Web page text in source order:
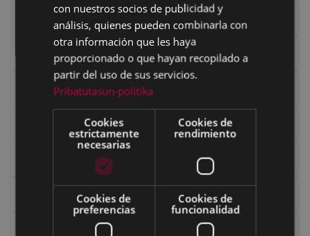
Fondo Bolumburu
Fondo Carlos Narbaiza
Iglesia de Azitain
con nuestros socios de publicidad y
análisis, quienes pueden combinarla con
otra información que les haya
proporcionado o que hayan recopilado a
partir del uso de sus servicios.
Pribatutasun-politika
Cookies
estrictamente
necesarias
Cookies de
rendimiento
Cookies de
preferencias
Cookies de
funcionalidad